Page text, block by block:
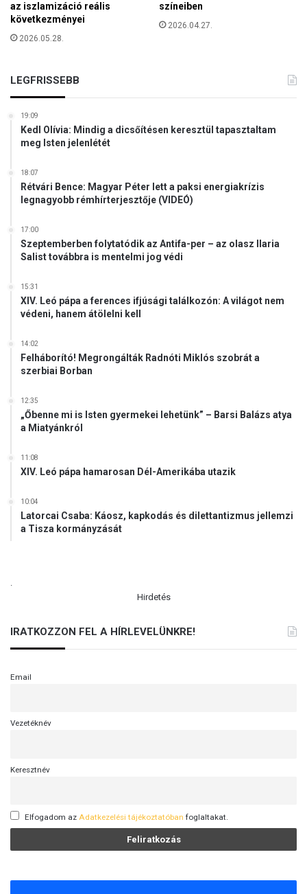
az iszlamizáció reális
következményei
2026.05.28.
színeiben
2026.04.27.
LEGFRISSEBB
19:09
Kedl Olívia: Mindig a dicsőítésen keresztül tapasztaltam
meg Isten jelenlétét
18:07
Rétvári Bence: Magyar Péter lett a paksi energiakrízis
legnagyobb rémhírterjesztője (VIDEÓ)
17:00
Szeptemberben folytatódik az Antifa-per – az olasz Ilaria
Salist továbbra is mentelmi jog védi
15:31
XIV. Leó pápa a ferences ifjúsági találkozón: A világot nem
védeni, hanem átölelni kell
14:02
Felháborító! Megrongálták Radnóti Miklós szobrát a
szerbiai Borban
12:35
„Őbenne mi is Isten gyermekei lehetünk” – Barsi Balázs atya
a Miatyánkról
11:08
XIV. Leó pápa hamarosan Dél-Amerikába utazik
10:04
Latorcai Csaba: Káosz, kapkodás és dilettantizmus jellemzi
a Tisza kormányzását
Hirdetés
IRATKOZZON FEL A HÍRLEVELÜNKRE!
Email
Vezetéknév
Keresztnév
Elfogadom az Adatkezelési tájékoztatóban foglaltakat.